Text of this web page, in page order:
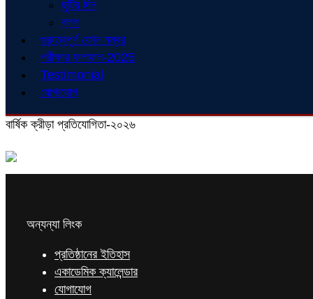
ছুটির দিন
ব্লগ
গুরুত্বপূর্ণ ফোন নম্বর
পরীক্ষার ফলাফল-2025
Testimonial
যোগাযোগ
বার্ষিক ক্রীড়া প্রতিযোগিতা-২০২৬
অন্যন্যা লিংক
প্রতিষ্ঠানের ইতিহাস
একাডেমিক ক্যালেন্ডার
যোগাযোগ